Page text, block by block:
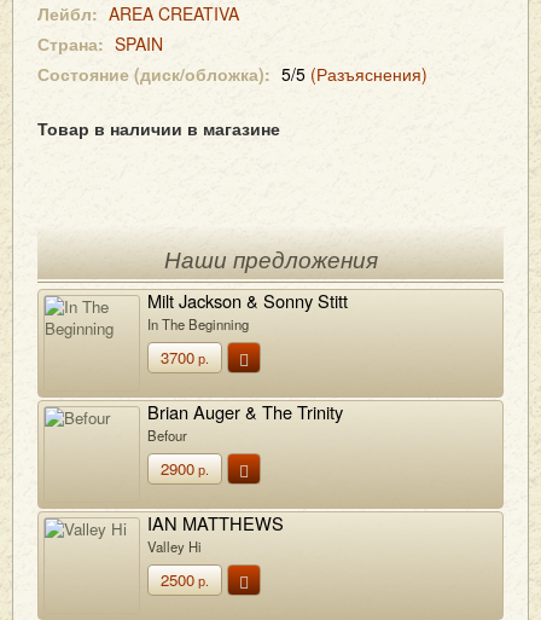
Лейбл: AREA CREATIVA
Страна: SPAIN
Состояние (диск/обложка): 5/5 (Разъяснения)
Товар в наличии в магазине
Наши предложения
Milt Jackson & Sonny Stitt
In The Beginning
3700р.
Brian Auger & The Trinity
Befour
2900р.
IAN MATTHEWS
Valley Hi
2500р.